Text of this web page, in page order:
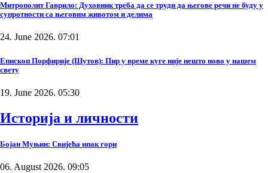
Митрополит Гаврило: Духовник треба да се труди да његове речи не буду у
супротности са његовим животом и делима
24. June 2026. 07:01
Епископ Порфирије (Шутов): Пир у време куге није нешто ново у нашем
свету
19. June 2026. 05:30
Историја и личности
Бојан Муњин: Свијећа ипак гори
06. August 2026. 09:05